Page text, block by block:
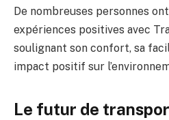
De nombreuses personnes
expériences positives avec
soulignant son confort, sa
impact positif sur
Le futur de